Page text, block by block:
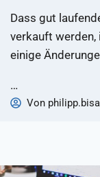
Dass gut
verkauft
einige
…
Von